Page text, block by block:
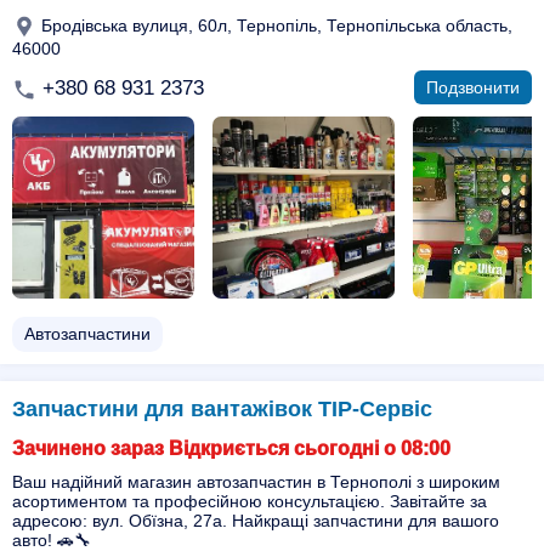
Бродівська вулиця, 60л, Тернопіль, Тернопільська область,
46000
+380 68 931 2373 Подзвонити
Автозапчастини
Запчастини для вантажівок ТІР-Сервіс
Зачинено зараз Відкриється сьогодні о 08:00
Ваш надійний магазин автозапчастин в Тернополі з широким
асортиментом та професійною консультацією. Завітайте за
адресою: вул. Обїзна, 27а. Найкращі запчастини для вашого
авто! 🚗🔧